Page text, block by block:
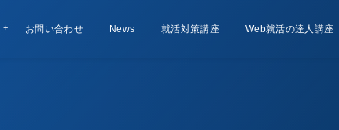
お問い合わせ
Contact News
お知らせ 就活対策講座
Lesson Web就活の達人講座
Course